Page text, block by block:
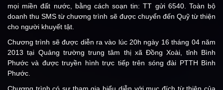
mọi miền đất nước, bằng cách soạn tin: TT gửi 6540. Toàn bộ
doanh thu SMS từ chương trình sẽ được chuyển đến Quỹ từ thiện
cho người khuyết tật.
Chương trình sẽ được diễn ra vào lúc 20h ngày 16 tháng 04 năm
2013 tại Quảng trường trung tâm thị xã Đồng Xoài, tỉnh Bình
Phước và được truyền hình trực tiếp trên sóng đài PTTH Bình
Phước.
Chương trình có sự tham gia biểu diễn với mục đích từ thiện của